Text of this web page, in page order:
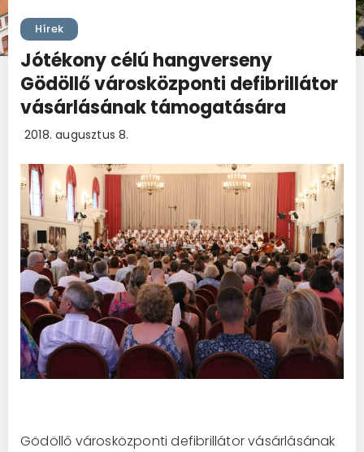
Hírek
Jótékony célú hangverseny
Gödöllő városközponti defibrillátor
vásárlásának támogatására
2018. augusztus 8.
Gödöllő városközponti defibrillátor vásárlásának